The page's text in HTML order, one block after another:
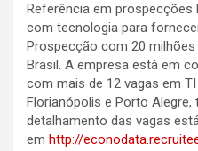
Referência em prospecções
com tecnologia para
Prospecção com 20
Brasil. A empresa está em
com mais de 12 vagas em
Florianópolis e Porto Alegre,
detalhamento das vagas
em http://